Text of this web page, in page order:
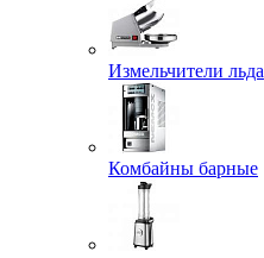
Измельчители льда
Комбайны барные